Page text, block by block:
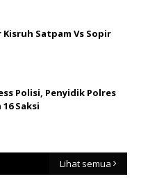
Satpam Vs Sopir
Polisi, Penyidik Polres
Saksi
Lihat semua